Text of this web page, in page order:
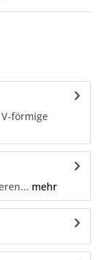
förmige
mehr